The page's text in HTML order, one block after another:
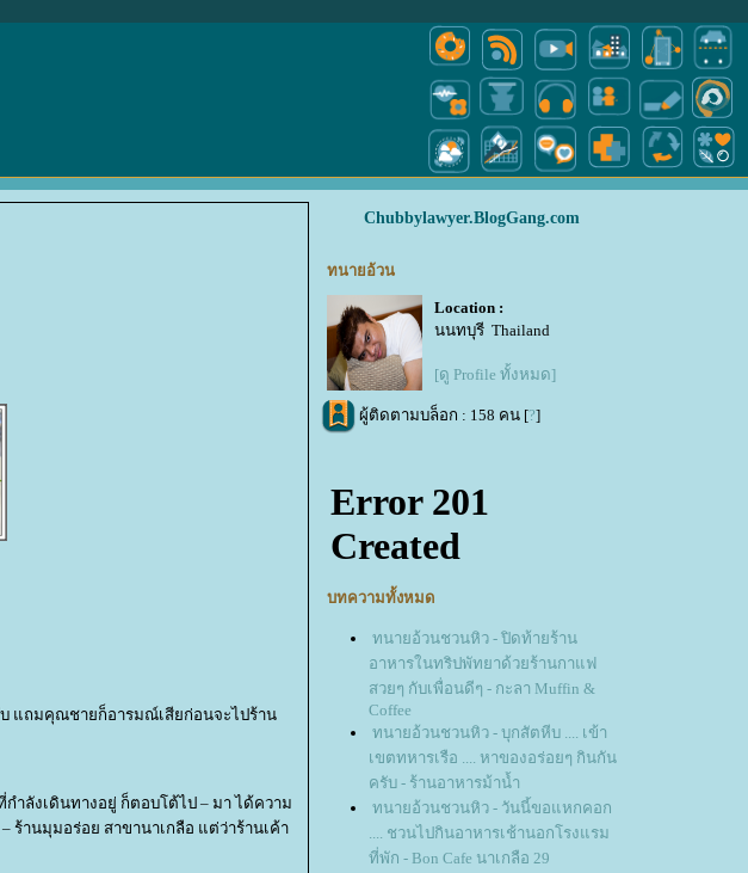
แถมคุณชายก็อารมณ์เสียก่อนจะไปร้าน
ลังเดินทางอยู่ ก็ตอบโต้ไป – มา ได้ความ
ร้านมุมอร่อย สาขานาเกลือ แต่ว่าร้านเค้า
Chubbylawyer.BlogGang.com
ทนายอ้วน
Location :
นนทบุรี Thailand
[ดู Profile ทั้งหมด]
ผู้ติดตามบล็อก : 158 คน [?]
บทความทั้งหมด
ทนายอ้วนชวนหิว - ปิดท้ายร้าน
อาหารในทริปพัทยาด้วยร้านกาแฟ
สวยๆ กับเพื่อนดีๆ - กะลา Muffin &
Coffee
ทนายอ้วนชวนหิว - บุกสัตหีบ .... เข้า
เขตทหารเรือ .... หาของอร่อยๆ กินกัน
ครับ - ร้านอาหารม้าน้ำ
ทนายอ้วนชวนหิว - วันนี้ขอแหกคอก
.... ชวนไปกินอาหารเช้านอกโรงแรม
ที่พัก - Bon Cafe นาเกลือ 29